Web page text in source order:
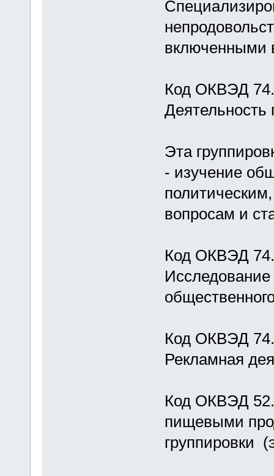
включенными
Код ОКВЭД
Эта
- изучение
вопросам и
Код ОКВЭД
Код ОКВЭД
Рекламная
Код ОКВЭД
пищевыми
группировки